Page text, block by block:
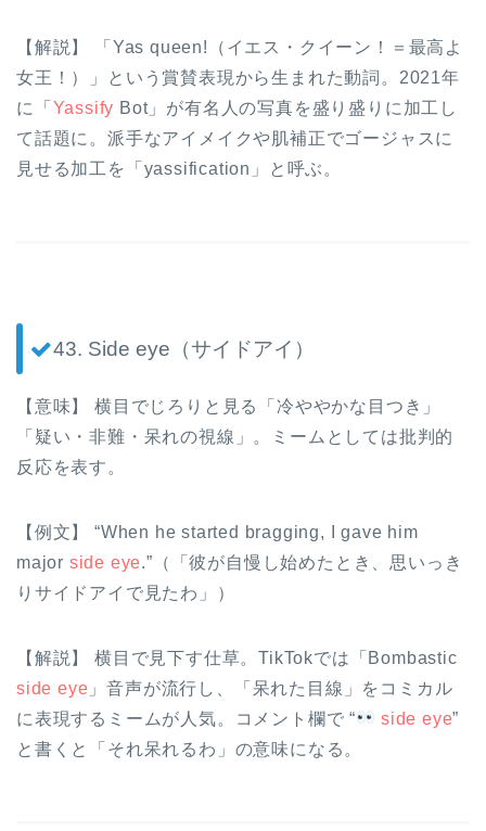
【解説】 「Yas queen!（イエス・クイーン！＝最高よ
女王！）」という賞賛表現から生まれた動詞。2021年
に「 Yassify Bot」が有名人の写真を盛り盛りに加工し
て話題に。派手なアイメイクや肌補正でゴージャスに
見せる加工を「yassification」と呼ぶ。
43. Side eye（サイドアイ）
【意味】 横目でじろりと見る「冷ややかな目つき」
「疑い・非難・呆れの視線」。ミームとしては批判的
反応を表す。
【例文】 “When he started bragging, I gave him
major side eye.”（「彼が自慢し始めたとき、思いっき
りサイドアイで見たわ」）
【解説】 横目で見下す仕草。TikTokでは「Bombastic
side eye 」音声が流行し、「呆れた目線」をコミカル
に表現するミームが人気。コメント欄で “
side eye”
と書くと「それ呆れるわ」の意味になる。